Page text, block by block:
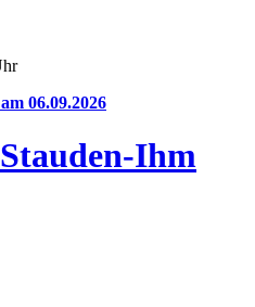
06.09.2026
Stauden-Ihm